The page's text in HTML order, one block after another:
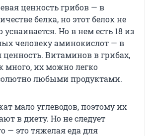
ценность грибов — в
белка, но этот белок не
Но в нем есть 18 из
человеку аминокислот — в
ценность. Витаминов в грибах,
много, их можно легко
любыми продуктами.
мало углеводов, поэтому их
в диету. Но не следует
— это тяжелая еда для